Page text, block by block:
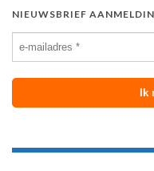
NIEUWSBRIEF